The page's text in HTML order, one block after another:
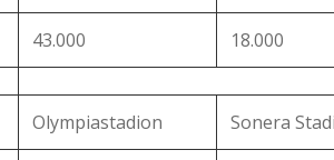
43.000 18.000
Olympiastadion Sonera